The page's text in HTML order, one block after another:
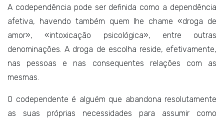
A codependência pode ser definida como a dependência
afetiva, havendo também quem lhe chame «droga de
amor», «intoxicação psicológica», entre outras
denominações. A droga de escolha reside, efetivamente,
nas pessoas e nas consequentes relações com as
mesmas.
O codependente é alguém que abandona resolutamente
as suas próprias necessidades para assumir como